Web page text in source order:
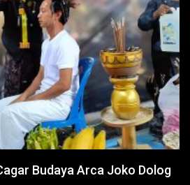
Budaya Arca Joko Dolog